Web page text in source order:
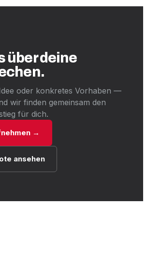
über deine
oder konkretes Vorhaben —
wir finden gemeinsam den
für dich.
→
ansehen